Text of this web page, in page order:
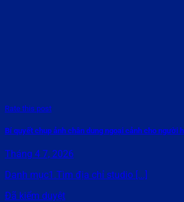
Rate this post
Bí quyết chụp ảnh chân dung ngoại cảnh cho người
Tháng 4 7, 2026
Danh mục1.Tìm địa chỉ studio [...]
Đã kiểm duyệt